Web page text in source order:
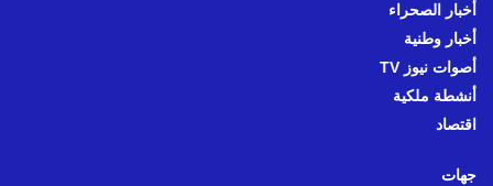
أخبار الصحراء
أخبار وطنية
أصوات نيوز TV
أنشطة ملكية
اقتصاد
جهات